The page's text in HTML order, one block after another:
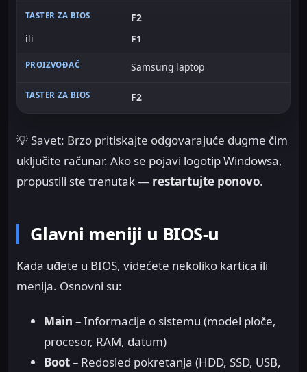
F2
ili
F1
Samsung laptop
F2
💡 Savet: Brzo pritiskajte odgovarajuće dugme čim
uključite računar. Ako se pojavi logotip Windowsa,
propustili ste trenutak — restartujte ponovo.
Glavni meniji u BIOS-u
Kada uđete u BIOS, videćete nekoliko kartica ili
menija. Osnovni su:
Main – Informacije o sistemu (model ploče,
procesor, RAM, datum)
Boot– Redosled pokretanja (HDD, SSD, USB,